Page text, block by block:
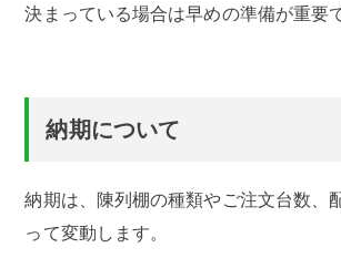
決まっている場合は早めの準備が重要
納期について
納期は、陳列棚の種類やご注文台数、
って変動します。